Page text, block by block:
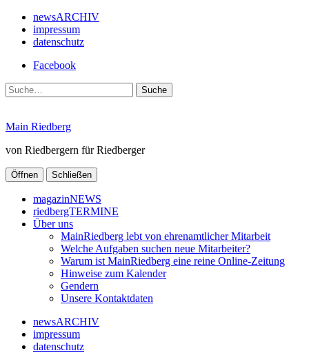
newsARCHIV
impressum
datenschutz
Facebook
Suche
Main Riedberg
von Riedbergern für Riedberger
Öffnen Schließen
magazinNEWS
riedbergTERMINE
Über uns
MainRiedberg lebt von ehrenamtlicher Mitarbeit
Welche Aufgaben suchen neue Mitarbeiter?
Warum ist MainRiedberg eine reine Online-Zeitung
Hinweise zum Kalender
Gendern
Unsere Kontaktdaten
newsARCHIV
impressum
datenschutz